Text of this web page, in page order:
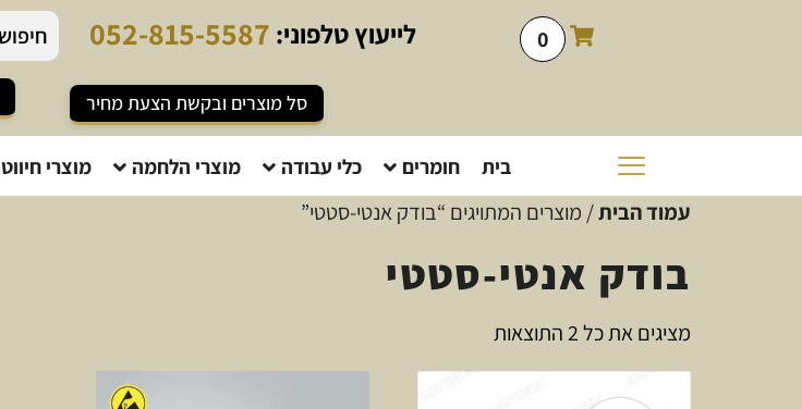
0 לייעוץטלפוני: 052-815-5587
סל מוצרים ובקשת הצעת מחיר
בית חומרים כלי עבודה מוצרי הלחמה מוצרי חיווט
עמוד הבית/ מוצרים המתויגים “בודק אנטי-סטטי”
בודק אנטי-סטטי
מציגים את כל ⁦2⁩ התוצאות